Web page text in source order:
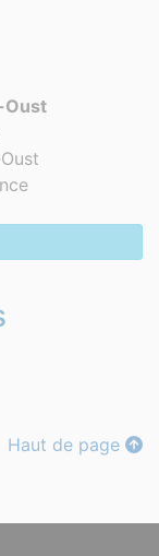
Oust
Haut de page